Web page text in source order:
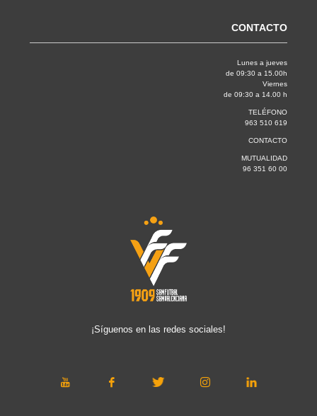
CONTACTO
Lunes a jueves
de 09:30 a 15.00h
Viernes
de 09:30 a 14.00 h
TELÉFONO
963 510 619
CONTACTO
MUTUALIDAD
96 351 60 00
¡Síguenos en las redes sociales!